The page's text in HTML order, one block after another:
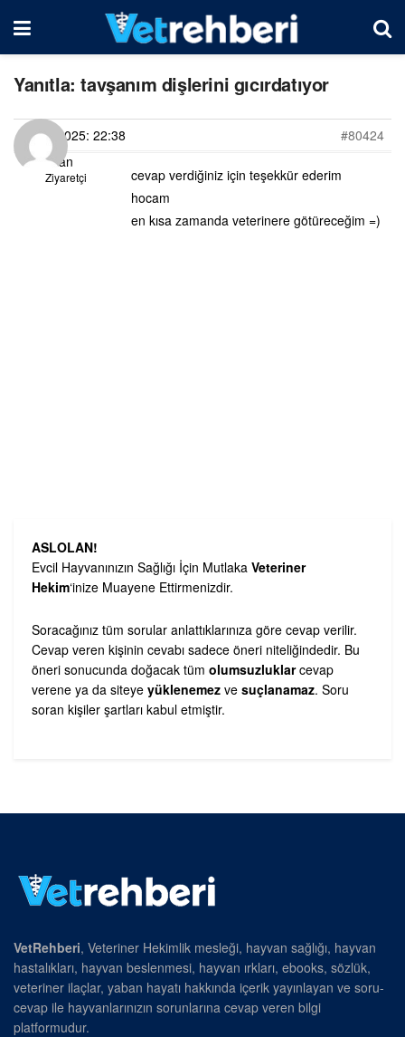
Yanıtla: tavşanım dişlerini gıcırdatıyor
01/07/2025: 22:38
#80424
zilan
Ziyaretçi
cevap verdiğiniz için teşekkür ederim
hocam
en kısa zamanda veterinere götüreceğim =)
ASLOLAN!
Evcil Hayvanınızın Sağlığı İçin Mutlaka Veteriner
Hekim‘inize Muayene Ettirmenizdir.
Soracağınız tüm sorular anlattıklarınıza göre cevap verilir.
Cevap veren kişinin cevabı sadece öneri niteliğindedir. Bu
öneri sonucunda doğacak tüm olumsuzluklarcevap
verene ya da siteye yüklenemez ve suçlanamaz. Soru
soran kişiler şartları kabul etmiştir.
VetRehberi, Veteriner Hekimlik mesleği, hayvan sağlığı, hayvan
hastalıkları, hayvan beslenmesi, hayvan ırkları, ebooks, sözlük,
veteriner ilaçlar, yaban hayatı hakkında içerik yayınlayan ve soru-
cevap ile hayvanlarınızın sorunlarına cevap veren bilgi
platformudur.